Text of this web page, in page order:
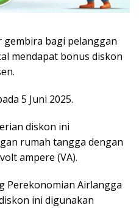
gembira bagi pelanggan
mendapat bonus diskon
5 Juni 2025.
diskon ini
rumah tangga dengan
ampere (VA).
Perekonomian Airlangga
ini digunakan